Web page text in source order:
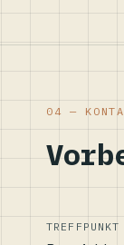
04 —
TREFFPUNKT